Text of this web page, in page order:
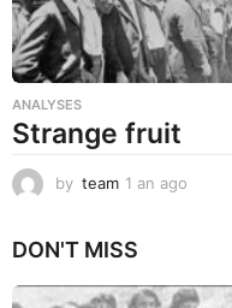
ANALYSES
Strange fruit
by team 1 an ago
o
DON'T MISS